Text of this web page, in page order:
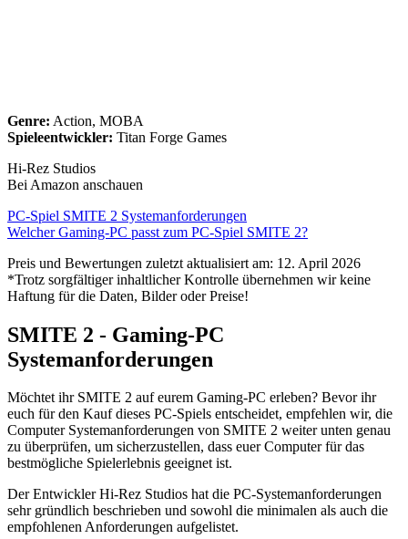
Genre: Action, MOBA
Spieleentwickler: Titan Forge Games
Hi-Rez Studios
Bei Amazon anschauen
PC-Spiel SMITE 2 Systemanforderungen
Welcher Gaming-PC passt zum PC-Spiel SMITE 2?
Preis und Bewertungen zuletzt aktualisiert am: 12. April 2026
*Trotz sorgfältiger inhaltlicher Kontrolle übernehmen wir keine
Haftung für die Daten, Bilder oder Preise!
SMITE 2 - Gaming-PC
Systemanforderungen
Möchtet ihr SMITE 2 auf eurem Gaming-PC erleben? Bevor ihr
euch für den Kauf dieses PC-Spiels entscheidet, empfehlen wir, die
Computer Systemanforderungen von SMITE 2 weiter unten genau
zu überprüfen, um sicherzustellen, dass euer Computer für das
bestmögliche Spielerlebnis geeignet ist.
Der Entwickler Hi-Rez Studios hat die PC-Systemanforderungen
sehr gründlich beschrieben und sowohl die minimalen als auch die
empfohlenen Anforderungen aufgelistet.